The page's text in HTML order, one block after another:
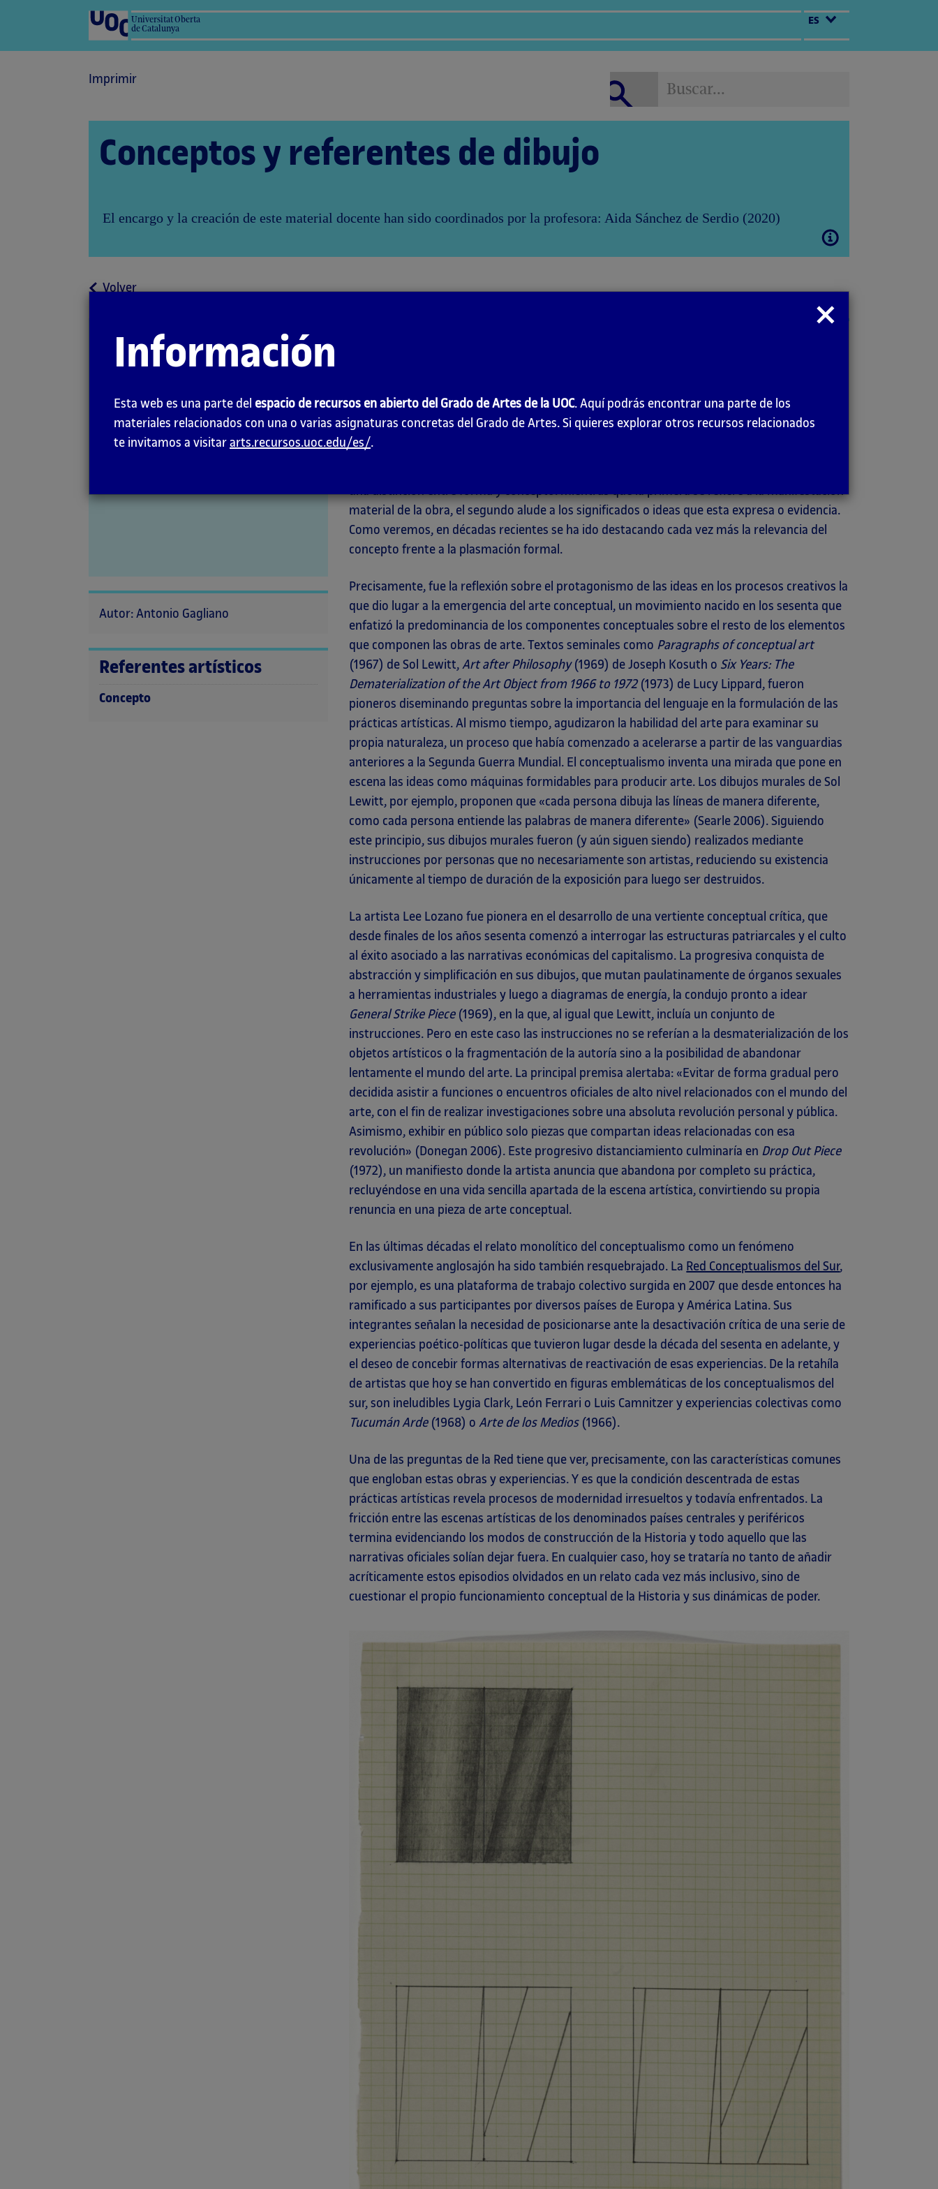
Universitat Oberta
de Catalunya
ES
Imprimir Buscar...
Conceptos y referentes de dibujo
El encargo y la creación de este material docente han sido coordinados por la profesora: Aida Sánchez de Serdio (2020)
Abrir
Volvera
principal
Concepto
Autor: Antonio Gagliano
Referentes artísticos
Concepto
artísticas. Entre todos los medios y lenguajes visuales, el dibujo mantiene un vínculo de
especial cercanía con la producción de conceptos. Su capacidad para plasmar estructuras y
su inmediatez para modelar formas abstractas facilita la imaginación, síntesis y vehiculación
una distinción entre forma y concepto: mientras que la primera se refiere a la manifestación
material de la obra, el segundo alude a los significados o ideas que esta expresa o evidencia.
Como veremos, en décadas recientes se ha ido destacando cada vez más la relevancia del
concepto frente a la plasmación formal.
Precisamente, fue la reflexión sobre el protagonismo de las ideas en los procesos creativos la
que dio lugar a la emergencia del arte conceptual, un movimiento nacido en los sesenta que
enfatizó la predominancia de los componentes conceptuales sobre el resto de los elementos
que componen las obras de arte. Textos seminales como Paragraphs of conceptual art
(1967) de Sol Lewitt,Art after Philosophy (1969) de Joseph Kosuth o Six Years: The
Dematerialization of the Art Object from 1966 to 1972(1973) de Lucy Lippard, fueron
pioneros diseminando preguntas sobre la importancia del lenguaje en la formulación de las
prácticas artísticas. Al mismo tiempo, agudizaron la habilidad del arte para examinar su
propia naturaleza, un proceso que había comenzado a acelerarse a partir de las vanguardias
anteriores a la Segunda Guerra Mundial. El conceptualismo inventa una mirada que pone en
escena las ideas como máquinas formidables para producir arte. Los dibujos murales de Sol
Lewitt, por ejemplo, proponen que «cada persona dibuja las líneas de manera diferente,
como cada persona entiende las palabras de manera diferente» (Searle 2006). Siguiendo
este principio, sus dibujos murales fueron (y aún siguen siendo) realizados mediante
instrucciones por personas que no necesariamente son artistas, reduciendo su existencia
únicamente al tiempo de duración de la exposición para luego ser destruidos.
La artista Lee Lozano fue pionera en el desarrollo de una vertiente conceptual crítica, que
desde finales de los años sesenta comenzó a interrogar las estructuras patriarcales y el culto
al éxito asociado a las narrativas económicas del capitalismo. La progresiva conquista de
abstracción y simplificación en sus dibujos, que mutan paulatinamente de órganos sexuales
a herramientas industriales y luego a diagramas de energía, la condujo pronto a idear
General Strike Piece(1969), en la que, al igual que Lewitt, incluía un conjunto de
instrucciones. Pero en este caso las instrucciones no se referían a la desmaterialización de los
objetos artísticos o la fragmentación de la autoría sino a la posibilidad de abandonar
lentamente el mundo del arte. La principal premisa alertaba: «Evitar de forma gradual pero
decidida asistir a funciones o encuentros oficiales de alto nivel relacionados con el mundo del
arte, con el fin de realizar investigaciones sobre una absoluta revolución personal y pública.
Asimismo, exhibir en público solo piezas que compartan ideas relacionadas con esa
revolución» (Donegan 2006). Este progresivo distanciamiento culminaría en Drop Out Piece
(1972), un manifiesto donde la artista anuncia que abandona por completo su práctica,
recluyéndose en una vida sencilla apartada de la escena artística, convirtiendo su propia
renuncia en una pieza de arte conceptual.
En las últimas décadas el relato monolítico del conceptualismo como un fenómeno
exclusivamente anglosajón ha sido también resquebrajado. La Red Conceptualismos del Sur,
por ejemplo, es una plataforma de trabajo colectivo surgida en 2007 que desde entonces ha
ramificado a sus participantes por diversos países de Europa y América Latina. Sus
integrantes señalan la necesidad de posicionarse ante la desactivación crítica de una serie de
experiencias poético-políticas que tuvieron lugar desde la década del sesenta en adelante, y
el deseo de concebir formas alternativas de reactivación de esas experiencias. De la retahíla
de artistas que hoy se han convertido en figuras emblemáticas de los conceptualismos del
sur, son ineludibles Lygia Clark, León Ferrari o Luis Camnitzer y experiencias colectivas como
Tucumán Arde (1968) oArte de los Medios(1966).
Una de las preguntas de la Red tiene que ver, precisamente, con las características comunes
que engloban estas obras y experiencias. Y es que la condición descentrada de estas
prácticas artísticas revela procesos de modernidad irresueltos y todavía enfrentados. La
fricción entre las escenas artísticas de los denominados países centrales y periféricos
termina evidenciando los modos de construcción de la Historia y todo aquello que las
narrativas oficiales solían dejar fuera. En cualquier caso, hoy se trataría no tanto de añadir
acríticamente estos episodios olvidados en un relato cada vez más inclusivo, sino de
cuestionar el propio funcionamiento conceptual de la Historia y sus dinámicas de poder.
Cerrar
modal
Información
Esta web es una parte del espacio de recursos en abierto del Grado de Artes de la UOC. Aquí podrás encontrar una parte de los
materiales relacionados con una o varias asignaturas concretas del Grado de Artes. Si quieres explorar otros recursos relacionados
te invitamos a visitar arts.recursos.uoc.edu/es/.